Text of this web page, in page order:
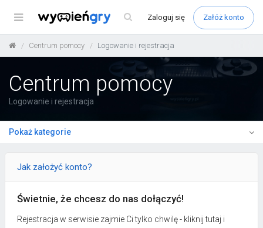
Menu Zaloguj się Załóż konto
Centrum pomocy Logowanie i rejestracja
Centrum pomocy
Logowanie i rejestracja
Pokaż kategorie
Jak założyć konto?
Świetnie, że chcesz do nas dołączyć!
Rejestracja w serwisie zajmie Ci tylko chwilę - kliknij tutaj i